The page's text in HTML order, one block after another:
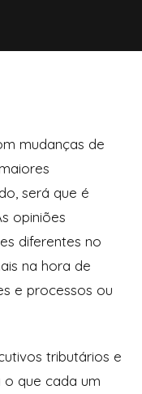
mudanças de
será que é
opiniões
diferentes no
na hora de
e processos ou
tributários e
o que cada um